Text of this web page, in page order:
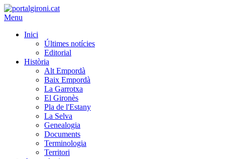
Menu
Inici
Últimes notícies
Editorial
Història
Alt Empordà
Baix Empordà
La Garrotxa
El Gironès
Pla de l'Estany
La Selva
Genealogia
Documents
Terminologia
Territori